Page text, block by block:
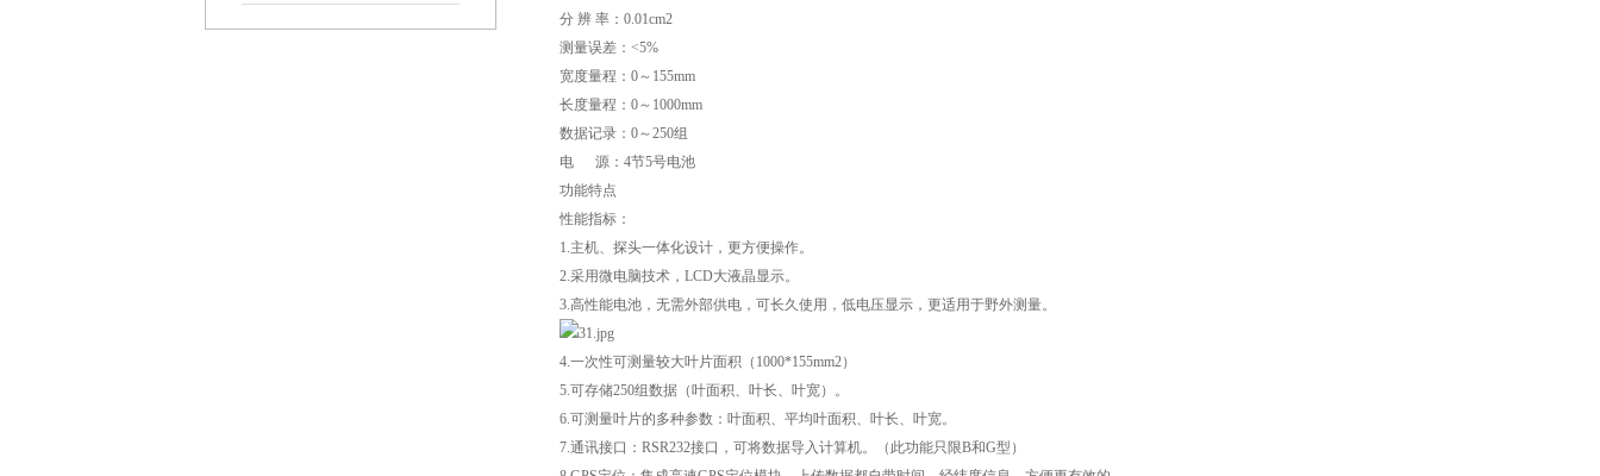
分 辨 率：0.01cm2
测量误差：<5%
宽度量程：0～155mm
长度量程：0～1000mm
数据记录：0～250组
电 源：4节5号电池
功能特点
性能指标：
1.主机、探头一体化设计，更方便操作。
2.采用微电脑技术，LCD大液晶显示。
3.高性能电池，无需外部供电，可长久使用，低电压显示，更适用于野外测量。
4.一次性可测量较大叶片面积（1000*155mm2）
5.可存储250组数据（叶面积、叶长、叶宽）。
6.可测量叶片的多种参数：叶面积、平均叶面积、叶长、叶宽。
7.通讯接口：RSR232接口，可将数据导入计算机。（此功能只限B和G型）